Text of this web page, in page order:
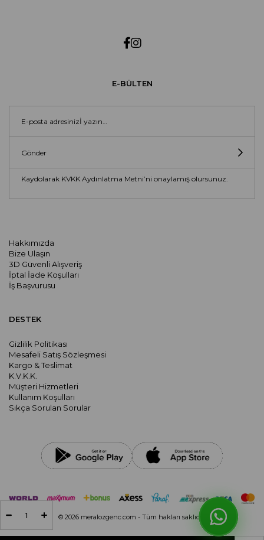
Hakkımızda
Bize Ulaşın
3D Güvenli Alışveriş
İptal İade Koşulları
İş Başvurusu
E-BÜLTEN
Gönder
Kaydolarak KVKK Aydınlatma Metni’ni onaylamış olursunuz.
DESTEK
Gizlilik Politikası
Mesafeli Satış Sözleşmesi
Kargo & Teslimat
K.V.K.K.
Müşteri Hizmetleri
Kullanım Koşulları
Sıkça Sorulan Sorular
© 2026 meralozgenc.com - Tüm hakları saklıdır.